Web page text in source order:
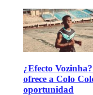
¿Efecto
ofrece a Colo
oportunidad